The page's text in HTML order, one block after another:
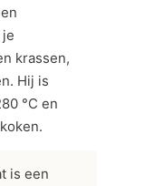
krassen,
Hij is
°C en
is een